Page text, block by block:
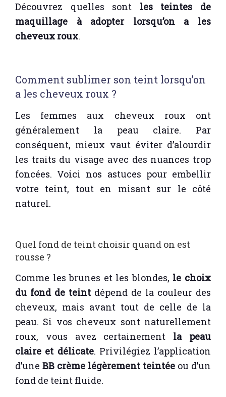
Découvrez quelles sont les teintes de
maquillage à adopter lorsqu’on a les
cheveux roux.
Comment sublimer son teint lorsqu’on
a les cheveux roux ?
Les femmes aux cheveux roux ont
généralement la peau claire. Par
conséquent, mieux vaut éviter d’alourdir
les traits du visage avec des nuances trop
foncées. Voici nos astuces pour embellir
votre teint, tout en misant sur le côté
naturel.
Quel fond de teint choisir quand on est
rousse ?
Comme les brunes et les blondes, le choix
du fond de teint dépend de la couleur des
cheveux, mais avant tout de celle de la
peau. Si vos cheveux sont naturellement
roux, vous avez certainement la peau
claire et délicate. Privilégiez l’application
d’une BB crème légèrement teintée ou d’un
fond de teint fluide.